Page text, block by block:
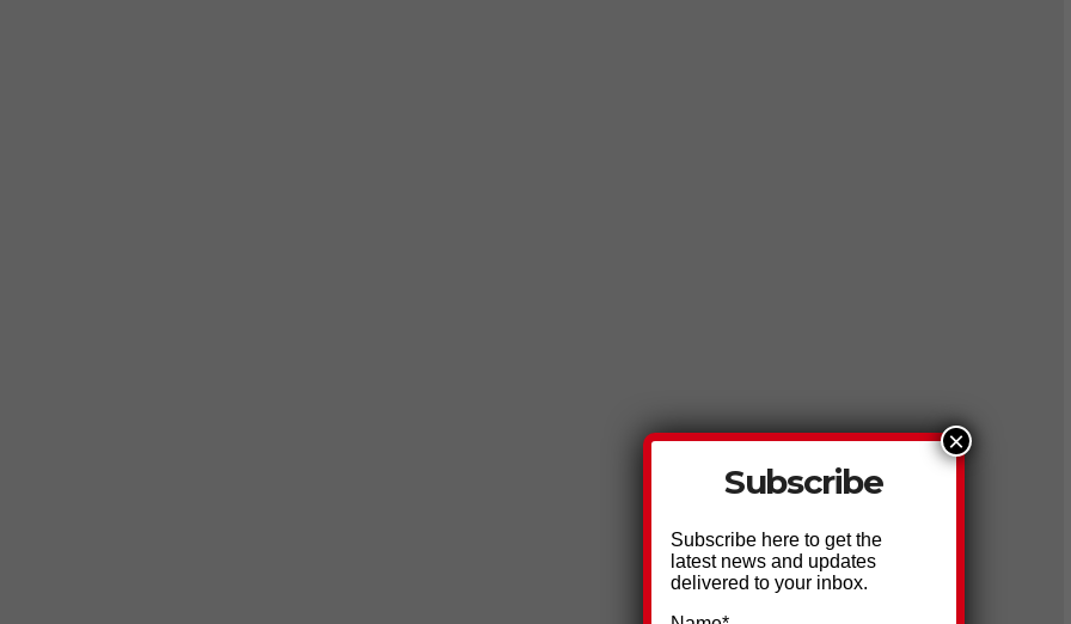
Subscribe
Subscribe here to get the
latest news and updates
delivered to your inbox.
×